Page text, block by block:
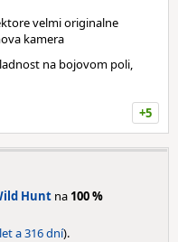
velmi originalne
kamera
na bojovom poli,
+5
Hunt na 100 %
a 316 dní).